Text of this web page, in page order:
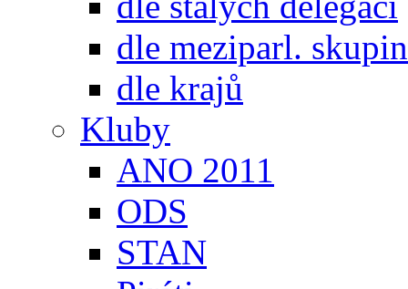
dle meziparl. skupin
dle krajů
Kluby
ANO 2011
ODS
STAN